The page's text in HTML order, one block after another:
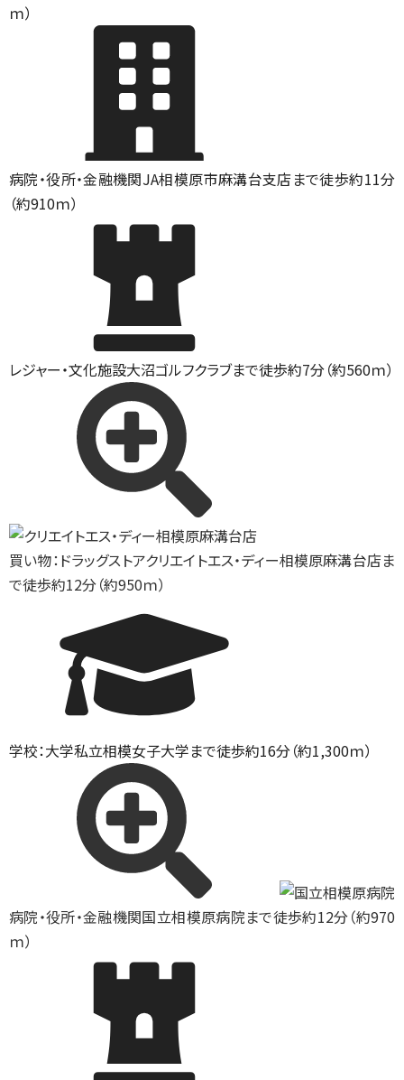
ｍ）
病院・役所・金融機関JA相模原市麻溝台支店まで徒歩約11分
（約910ｍ）
レジャー・文化施設大沼ゴルフクラブまで徒歩約7分（約560ｍ）
買い物：ドラッグストアクリエイトエス・ディー相模原麻溝台店ま
で徒歩約12分（約950ｍ）
学校：大学私立相模女子大学まで徒歩約16分（約1,300ｍ）
病院・役所・金融機関国立相模原病院まで徒歩約12分（約970
ｍ）